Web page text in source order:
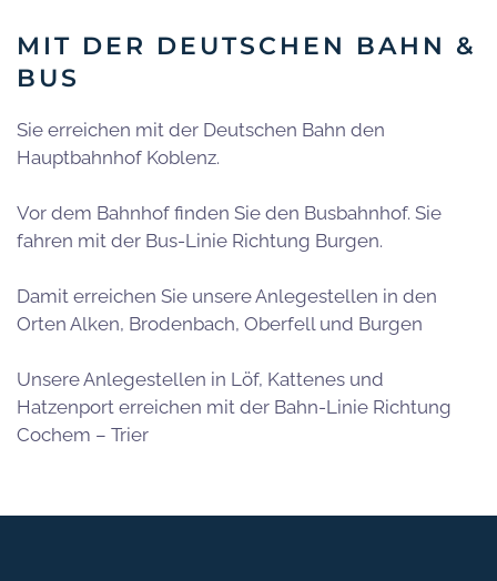
MIT DER DEUTSCHEN BAHN &
BUS
Sie erreichen mit der Deutschen Bahn den
Hauptbahnhof Koblenz.
Vor dem Bahnhof finden Sie den Busbahnhof. Sie
fahren mit der Bus-Linie Richtung Burgen.
Damit erreichen Sie unsere Anlegestellen in den
Orten Alken, Brodenbach, Oberfell und Burgen
Unsere Anlegestellen in Löf, Kattenes und
Hatzenport erreichen mit der Bahn-Linie Richtung
Cochem – Trier